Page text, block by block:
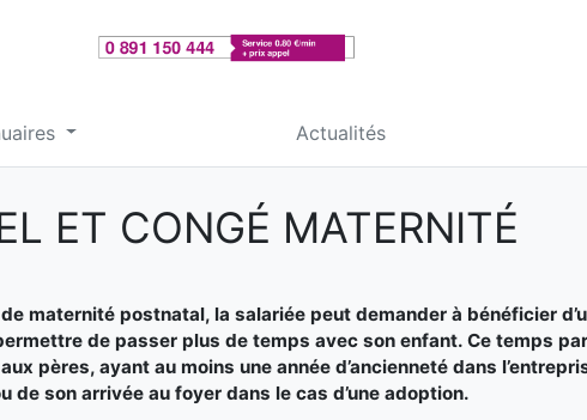
Actualités
ET CONGÉ MATERNITÉ
maternité postnatal, la salariée peut demander à bénéficier
de passer plus de temps avec son enfant. Ce temps
pères, ayant au moins une année d’ancienneté dans
de son arrivée au foyer dans le cas d’une adoption.